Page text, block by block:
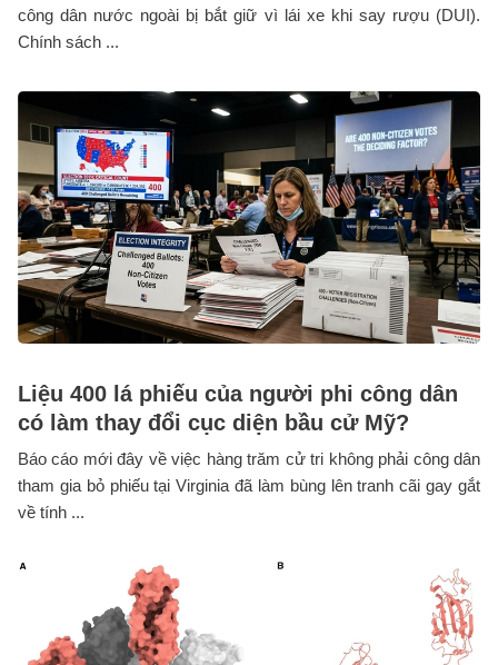
công dân nước ngoài bị bắt giữ vì lái xe khi say rượu (DUI).
Chính sách ...
Liệu 400 lá phiếu của người phi công dân
có làm thay đổi cục diện bầu cử Mỹ?
Báo cáo mới đây về việc hàng trăm cử tri không phải công dân
tham gia bỏ phiếu tại Virginia đã làm bùng lên tranh cãi gay gắt
về tính ...